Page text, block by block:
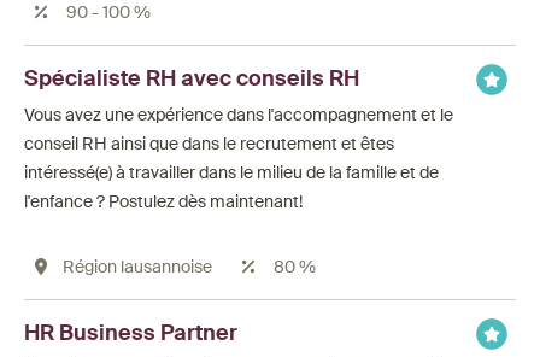
90 - 100 %
Spécialiste RH avec conseils RH
Vous avez une expérience dans l'accompagnement et le
conseil RH ainsi que dans le recrutement et êtes
intéressé(e) à travailler dans le milieu de la famille et de
l'enfance ? Postulez dès maintenant!
Région lausannoise 80 %
HR Business Partner